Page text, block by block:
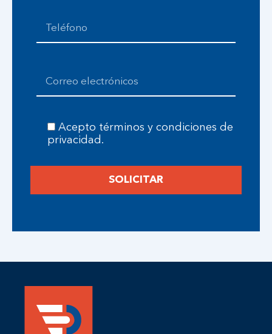
Acepto términos y condiciones de
privacidad.